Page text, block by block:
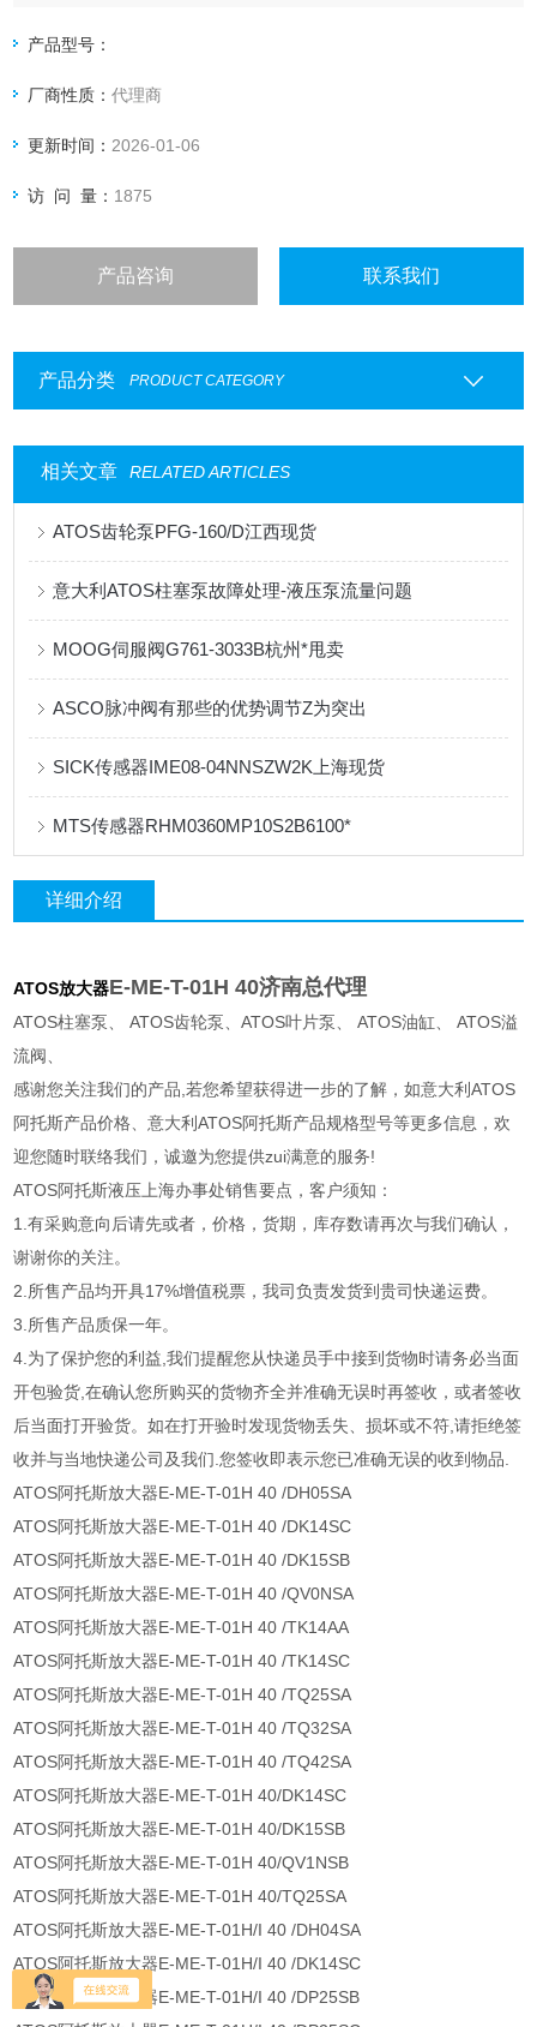
产品型号：
厂商性质：代理商
更新时间： 2026-01-06
访 问 量： 1875
产品咨询 联系我们
产品分类 PRODUCT CATEGORY
相关文章 RELATED ARTICLES
ATOS齿轮泵PFG-160/D江西现货
意大利ATOS柱塞泵故障处理-液压泵流量问题
MOOG伺服阀G761-3033B杭州*甩卖
ASCO脉冲阀有那些的优势调节Z为突出
SICK传感器IME08-04NNSZW2K上海现货
MTS传感器RHM0360MP10S2B6100*
详细介绍
ATOS放大器E-ME-T-01H 40济南总代理
ATOS柱塞泵、 ATOS齿轮泵、ATOS叶片泵、 ATOS油缸、 ATOS溢
流阀、
感谢您关注我们的产品,若您希望获得进一步的了解，如意大利ATOS
阿托斯产品价格、意大利ATOS阿托斯产品规格型号等更多信息，欢
迎您随时联络我们，诚邀为您提供zui满意的服务!
ATOS阿托斯液压上海办事处销售要点，客户须知：
1.有采购意向后请先或者，价格，货期，库存数请再次与我们确认，
谢谢你的关注。
2.所售产品均开具17%增值税票，我司负责发货到贵司快递运费。
3.所售产品质保一年。
4.为了保护您的利益,我们提醒您从快递员手中接到货物时请务必当面
开包验货,在确认您所购买的货物齐全并准确无误时再签收，或者签收
后当面打开验货。如在打开验时发现货物丢失、损坏或不符,请拒绝签
收并与当地快递公司及我们.您签收即表示您已准确无误的收到物品.
ATOS阿托斯放大器E-ME-T-01H 40 /DH05SA
ATOS阿托斯放大器E-ME-T-01H 40 /DK14SC
ATOS阿托斯放大器E-ME-T-01H 40 /DK15SB
ATOS阿托斯放大器E-ME-T-01H 40 /QV0NSA
ATOS阿托斯放大器E-ME-T-01H 40 /TK14AA
ATOS阿托斯放大器E-ME-T-01H 40 /TK14SC
ATOS阿托斯放大器E-ME-T-01H 40 /TQ25SA
ATOS阿托斯放大器E-ME-T-01H 40 /TQ32SA
ATOS阿托斯放大器E-ME-T-01H 40 /TQ42SA
ATOS阿托斯放大器E-ME-T-01H 40/DK14SC
ATOS阿托斯放大器E-ME-T-01H 40/DK15SB
ATOS阿托斯放大器E-ME-T-01H 40/QV1NSB
ATOS阿托斯放大器E-ME-T-01H 40/TQ25SA
ATOS阿托斯放大器E-ME-T-01H/I 40 /DH04SA
ATOS阿托斯放大器E-ME-T-01H/I 40 /DK14SC
ATOS阿托斯放大器E-ME-T-01H/I 40 /DP25SB